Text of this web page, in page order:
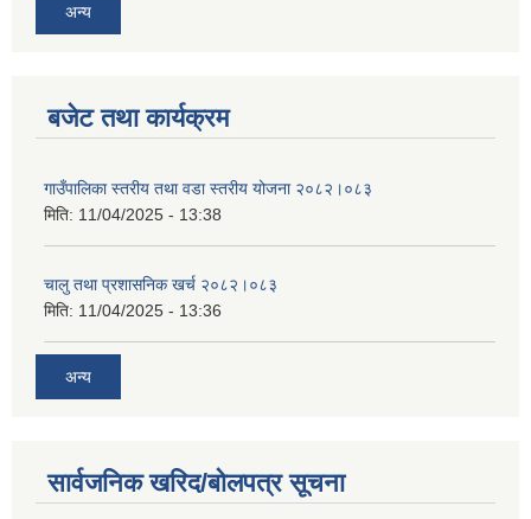
अन्य
बजेट तथा कार्यक्रम
गाउँपालिका स्तरीय तथा वडा स्तरीय योजना २०८२।०८३
मिति: 11/04/2025 - 13:38
चालु तथा प्रशासनिक खर्च २०८२।०८३
मिति: 11/04/2025 - 13:36
अन्य
सार्वजनिक खरिद/बोलपत्र सूचना